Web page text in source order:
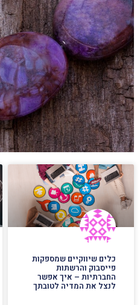
כלים שיווקיים שמספקות
פייסבוק והרשתות
החברתיות – איך אפשר
לנצל את המדיה לטובתך